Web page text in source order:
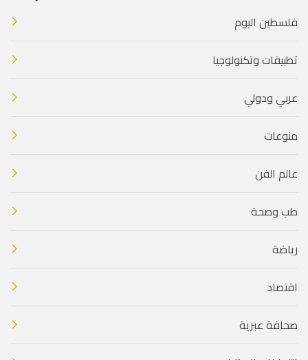
فلسطين اليوم
تطبيقات وتكنولوجيا
عربي ودولي
منوعات
عالم الفن
طب وصحة
رياضة
اقتصاد
صحافة عبرية